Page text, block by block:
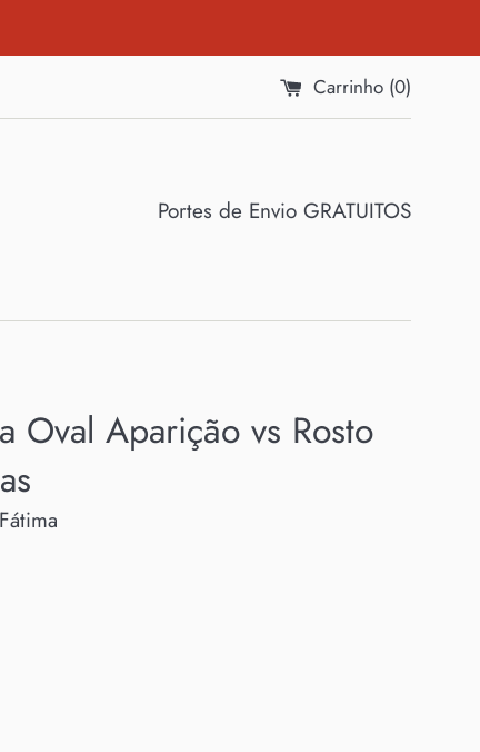
Carrinho (0)
Portes de Envio GRATUITOS
Oval Aparição vs Rosto